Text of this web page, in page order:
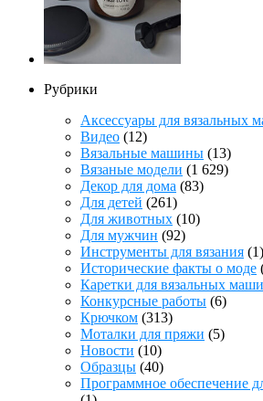
Рубрики
Аксессуары для вязальных
Видео (12)
Вязальные машины (13)
Вязаные модели (1 629)
Декор для дома (83)
Для детей (261)
Для животных (10)
Для мужчин (92)
Инструменты для вязания (1)
Исторические факты о моде
Каретки для вязальных
Конкурсные работы (6)
Крючком (313)
Моталки для пряжи (5)
Новости (10)
Образцы (40)
Программное обеспечение